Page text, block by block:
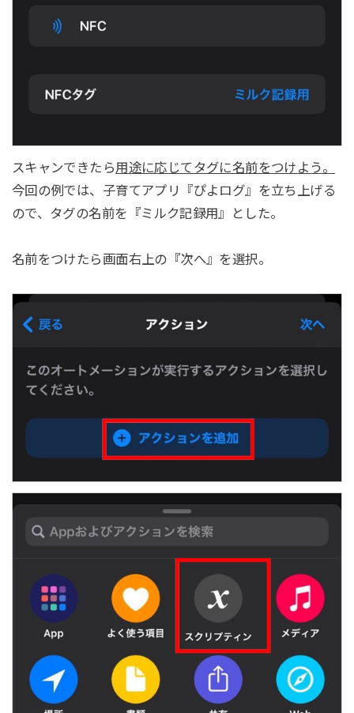
スキャンできたら用途に応じてタグに名前をつけよう。
今回の例では、子育てアプリ『ぴよログ』を立ち上げる
ので、タグの名前を『ミルク記録用』とした。
名前をつけたら画面右上の『次へ』を選択。